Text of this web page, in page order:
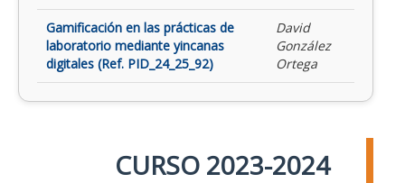
Gamificación en las prácticas de
laboratorio mediante yincanas
digitales (Ref. PID_24_25_92)
David
González
Ortega
CURSO 2023-2024